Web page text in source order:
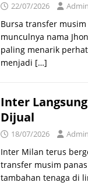
22/07/2026 Admin
Bursa transfer
munculnya nama
paling menarik
menjadi […]
Inter
Dijual
18/07/2026 Admin
Inter Milan terus
transfer musim
tambahan tenaga di